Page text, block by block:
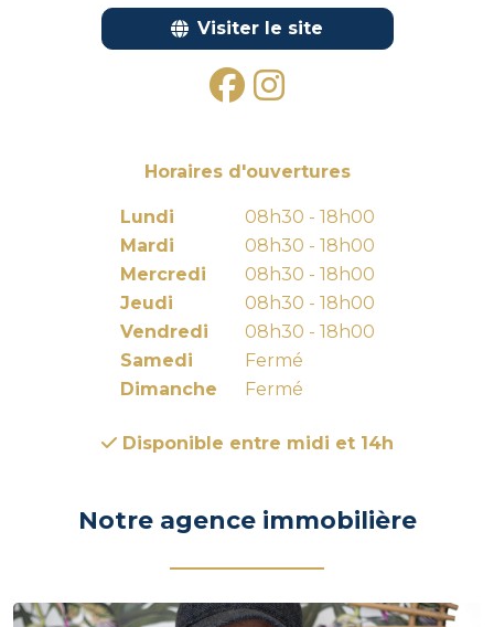
Visiter le site
Horaires d'ouvertures
Lundi
08h30 - 18h00
Mardi
08h30 - 18h00
Mercredi
08h30 - 18h00
Jeudi
08h30 - 18h00
Vendredi
08h30 - 18h00
Samedi
Fermé
Dimanche
Fermé
Disponible entre midi et 14h
Notre agence immobilière